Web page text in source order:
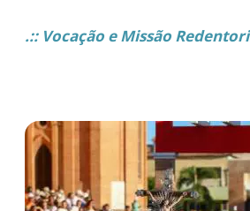
.:: Vocação e Missão